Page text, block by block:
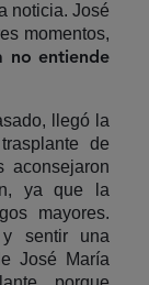
noticia. José
momentos,
no entiende
llegó la
de
aconsejaron
ya que la
mayores.
y sentir una
José María